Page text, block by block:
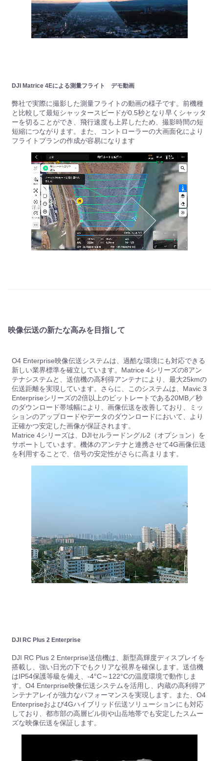
DJI Matrice 4Eによる測量フライト デモ動画
弊社で実際に撮影した測量フライトの動画の様子です。前機種
と比較して最短シャッタースピードが0.5秒となり早くシャッタ
ーを切ることができ、飛行速度も上昇したため、撮影時間の短
短縮につながります。また、コントローラーの大画面化により
フライトプランの作成が容易になります
映像伝送の新たな高みを目指して
O4 Enterprise映像伝送システムは、過酷な環境にも対応できる
新しい業界標準を確立しています。Matrice 4シリーズの8アン
テナシステムと、送信機の高利得アンテナにより、最大25kmの
伝送距離を実現しています。さらに、このシステムは、Mavic 3
Enterpriseシリーズの2倍以上のビットレートである20MB／秒
のダウンロード帯域幅により、画像伝送を改善しており、ミッ
ションのアップロードやデータのダウンロードにおいて、より
正確かつ安定した画像が保証されます。
Matrice 4シリーズは、DJIセルラードングル2（オプション）を
サポートしています。機体のアンテナと連携させて4G画像伝送
を利用することで、信号の安定性がさらに高まります。
DJI RC Plus 2 Enterprise
DJI RC Plus 2 Enterprise送信機は、新型高輝度ディスプレイを
搭載し、強い日光の下でもクリアな視界を確保します。送信機
はIP54保護等級を備え、-4°C～122°Cの温度環境で動作しま
す。O4 Enterprise映像伝送システムを活用し、内蔵の高利得ア
ンテナアレイが強力なパフォーマンスを実現します。また、O4
Enterpriseおよび4Gハイブリッド伝送ソリューションにも対応
しており、都市部の高層ビル街や山岳地帯でも安定したスムー
ズな映像伝送を保証します。